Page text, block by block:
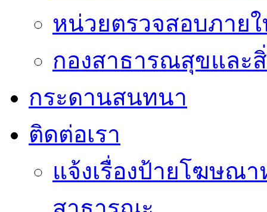
หน่วยตรวจสอบภาย
กองสาธารณสุขและ
กระดานสนทนา
ติดต่อเรา
แจ้งเรื่องป้ายโฆษณ